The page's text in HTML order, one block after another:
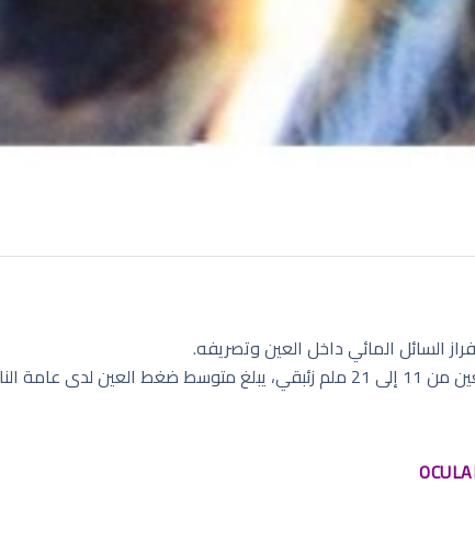
السائل المائي داخل العين وتصريفه.
16 ملم زئبقي.